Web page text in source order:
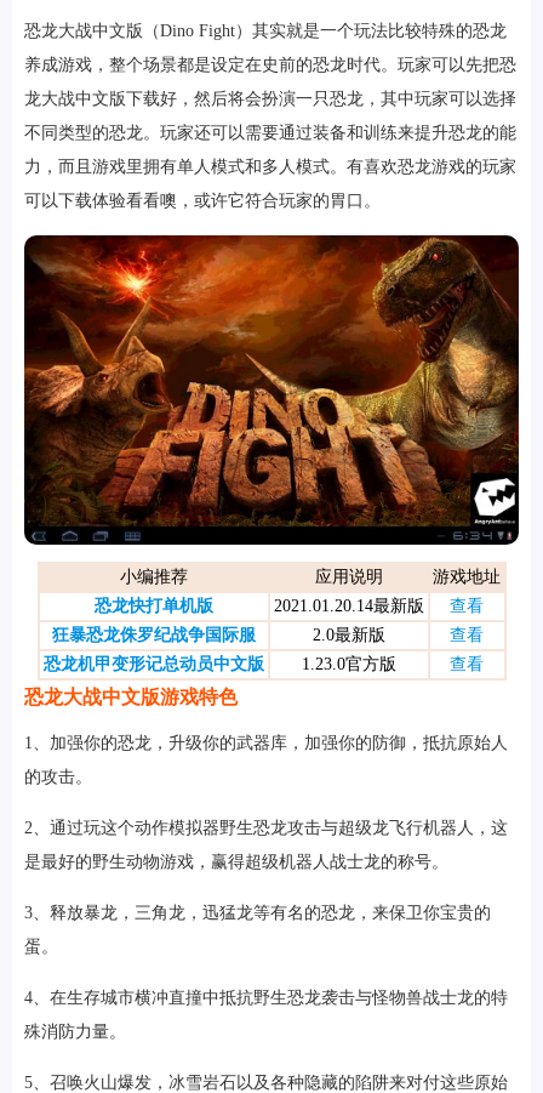
游戏
恐龙大战中文版（Dino Fight）其实就是一个玩法比较特殊的恐龙
养成游戏，整个场景都是设定在史前的恐龙时代。玩家可以先把恐
龙大战中文版下载好，然后将会扮演一只恐龙，其中玩家可以选择
不同类型的恐龙。玩家还可以需要通过装备和训练来提升恐龙的能
力，而且游戏里拥有单人模式和多人模式。有喜欢恐龙游戏的玩家
可以下载体验看看噢，或许它符合玩家的胃口。
小编推荐 应用说明
游戏地址
恐龙快打单机版
2021.01.20.14最新版
查看
狂暴恐龙侏罗纪战争国际服
2.0最新版
查看
恐龙机甲变形记总动员中文版
1.23.0官方版 查看
恐龙大战中文版游戏特色
1、加强你的恐龙，升级你的武器库，加强你的防御，抵抗原始人
的攻击。
2、通过玩这个动作模拟器野生恐龙攻击与超级龙飞行机器人，这
是最好的野生动物游戏，赢得超级机器人战士龙的称号。
3、释放暴龙，三角龙，迅猛龙等有名的恐龙，来保卫你宝贵的
蛋。
4、在生存城市横冲直撞中抵抗野生恐龙袭击与怪物兽战士龙的特
殊消防力量。
5、召唤火山爆发，冰雪岩石以及各种隐藏的陷阱来对付这些原始